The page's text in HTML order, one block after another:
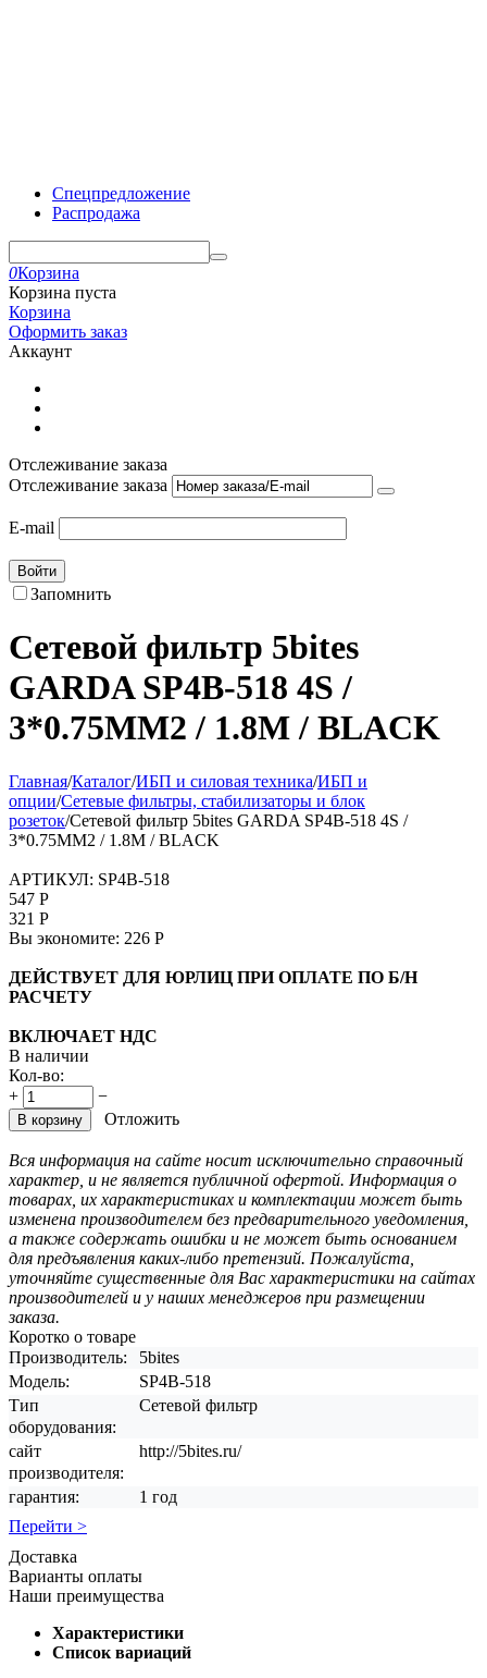
Спецпредложение
Распродажа
0Корзина
Корзина пуста
Корзина
Оформить заказ
Аккаунт
Отслеживание заказа
Отслеживание заказа
E-mail
Войти
Запомнить
Сетевой фильтр 5bites
GARDA SP4B-518 4S /
3*0.75MM2 / 1.8M / BLACK
Главная/Каталог/ИБП и силовая техника/ИБП и
опции/Сетевые фильтры, стабилизаторы и блок
розеток/Сетевой фильтр 5bites GARDA SP4B-518 4S /
3*0.75MM2 / 1.8M / BLACK
АРТИКУЛ: SP4B-518
547 Р
321 Р
Вы экономите: 226 Р
ДЕЙСТВУЕТ ДЛЯ ЮРЛИЦ ПРИ ОПЛАТЕ ПО Б/Н
РАСЧЕТУ
ВКЛЮЧАЕТ НДС
В наличии
Кол-во:
+
−
В корзину Отложить
Вся информация на сайте носит исключительно справочный
характер, и не является публичной офертой. Информация о
товарах, их характеристиках и комплектации может быть
изменена производителем без предварительного уведомления,
а также содержать ошибки и не может быть основанием
для предъявления каких-либо претензий. Пожалуйста,
уточняйте существенные для Вас характеристики на сайтах
производителей и у наших менеджеров при размещении
заказа.
Коротко о товаре
Производитель:
5bites
Модель:
SP4B-518
Тип
оборудования:
Сетевой фильтр
сайт
производителя:
http://5bites.ru/
гарантия:
1 год
Перейти >
Доставка
Варианты оплаты
Наши преимущества
Характеристики
Список вариаций